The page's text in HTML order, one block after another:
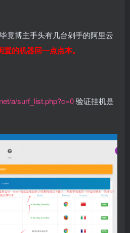
竟博主手头有几台剁手的阿里云
置的机器回一点点本。
a/surf_list.php?c=0验证挂机是